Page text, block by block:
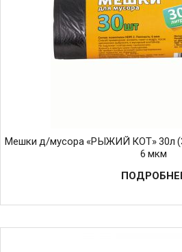
Мешки д/мусора «РЫЖИЙ КОТ» 30л
6 мкм